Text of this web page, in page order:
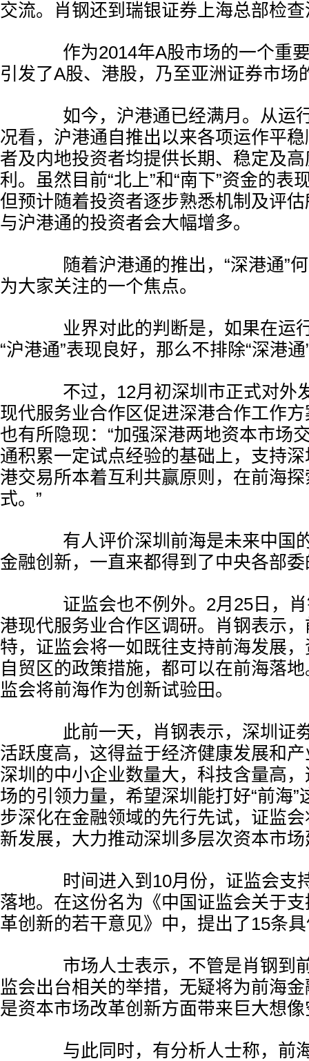
交流。肖钢还到瑞银证券上海总部检
作为2014年A股市场的一个重要
引发了A股、港股，乃至亚洲证券市场
如今，沪港通已经满月。从运
况看，沪港通自推出以来各项运作平
者及内地投资者均提供长期、稳定及
利。虽然目前“北上”和“南下”资金的表
但预计随着投资者逐步熟悉机制及评
与沪港通的投资者会大幅增多。
随着沪港通的推出，“深港通”何
为大家关注的一个焦点。
业界对此的判断是，如果在运
“沪港通”表现良好，那么不排除“深港
不过，12月初深圳市正式对外
现代服务业合作区促进深港合作工作方
也有所隐现：“加强深港两地资本市场
通积累一定试点经验的基础上，支持
港交易所本着互利共赢原则，在前海
式。”
有人评价深圳前海是未来中国的
金融创新，一直来都得到了中央各部
证监会也不例外。2月25日，肖
港现代服务业合作区调研。肖钢表示
特，证监会将一如既往支持前海发展
自贸区的政策措施，都可以在前海落
监会将前海作为创新试验田。
此前一天，肖钢表示，深圳证
活跃度高，这得益于经济健康发展和
深圳的中小企业数量大，科技含量高
场的引领力量，希望深圳能打好“前海”
步深化在金融领域的先行先试，证监
新发展，大力推动深圳多层次资本市
时间进入到10月份，证监会支
落地。在这份名为《中国证监会关于
革创新的若干意见》中，提出了15条
市场人士表示，不管是肖钢到
监会出台相关的举措，无疑将为前海
是资本市场改革创新方面带来巨大想
与此同时，有分析人士称，前